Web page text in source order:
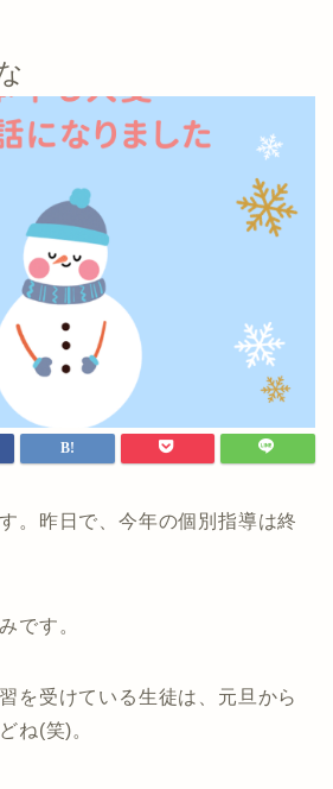
。昨日で、今年の個別指導は終
です。
を受けている生徒は、元旦から
ね(笑)。